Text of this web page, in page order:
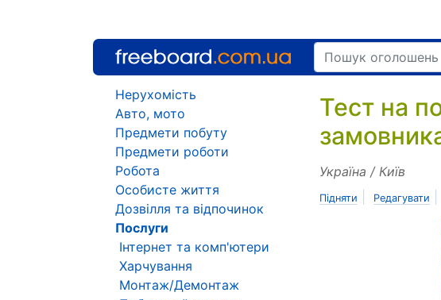
Тест на
Україна / Київ
Підняти Редагувати
Нерухомість
Авто, мото
Предмети побуту
Предмети роботи
Робота
Особисте життя
Дозвілля та відпочинок
Послуги
Інтернет та комп'ютери
Харчування
Монтаж/Демонтаж